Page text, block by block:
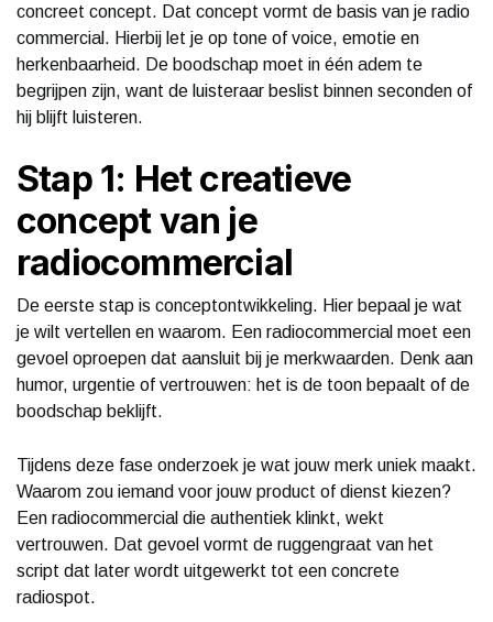
concreet concept. Dat concept vormt de basis van je radio
commercial. Hierbij let je op tone of voice, emotie en
herkenbaarheid. De boodschap moet in één adem te
begrijpen zijn, want de luisteraar beslist binnen seconden of
hij blijft luisteren.
Stap 1: Het creatieve
concept van je
radiocommercial
De eerste stap is conceptontwikkeling. Hier bepaal je wat
je wilt vertellen en waarom. Een radiocommercial moet een
gevoel oproepen dat aansluit bij je merkwaarden. Denk aan
humor, urgentie of vertrouwen: het is de toon bepaalt of de
boodschap beklijft.
Tijdens deze fase onderzoek je wat jouw merk uniek maakt.
Waarom zou iemand voor jouw product of dienst kiezen?
Een radiocommercial die authentiek klinkt, wekt
vertrouwen. Dat gevoel vormt de ruggengraat van het
script dat later wordt uitgewerkt tot een concrete
radiospot.